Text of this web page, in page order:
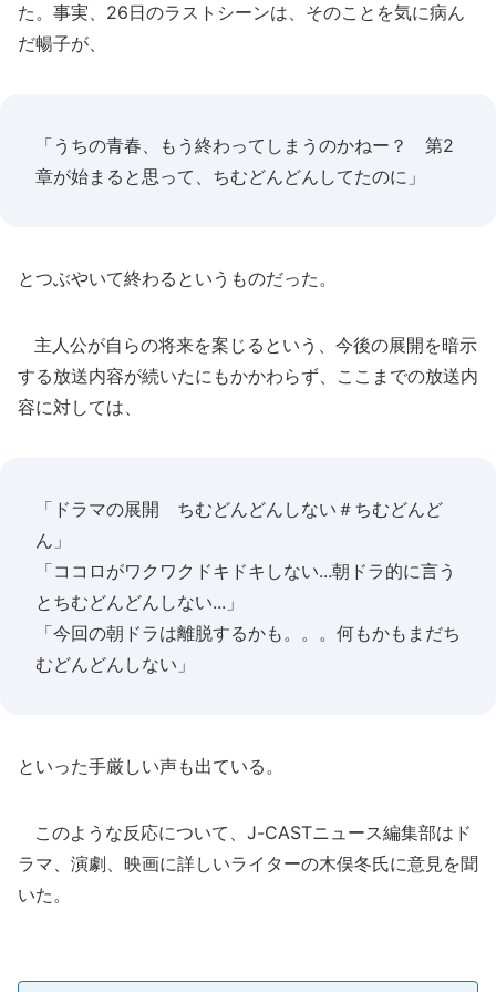
た。事実、26日のラストシーンは、そのことを気に病ん
だ暢子が、
「うちの青春、もう終わってしまうのかねー？ 第2
章が始まると思って、ちむどんどんしてたのに」
とつぶやいて終わるというものだった。
主人公が自らの将来を案じるという、今後の展開を暗示
する放送内容が続いたにもかかわらず、ここまでの放送内
容に対しては、
「ドラマの展開 ちむどんどんしない＃ちむどんど
ん」
「ココロがワクワクドキドキしない...朝ドラ的に言う
とちむどんどんしない...」
「今回の朝ドラは離脱するかも。。。何もかもまだち
むどんどんしない」
といった手厳しい声も出ている。
このような反応について、J-CASTニュース編集部はド
ラマ、演劇、映画に詳しいライターの木俣冬氏に意見を聞
いた。